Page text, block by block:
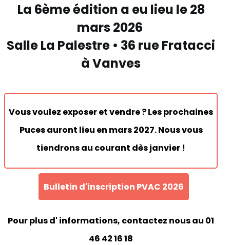
La 6ème édition a eu lieu le 28
mars 2026
Salle La Palestre • 36 rue Fratacci
à Vanves
Vous voulez exposer et vendre ? Les prochaines
Puces auront lieu en mars 2027. Nous vous
tiendrons au courant dès janvier !
Bulletin d'inscription PVAC 2026
Pour plus d' informations, contactez nous au 01
46 42 16 18